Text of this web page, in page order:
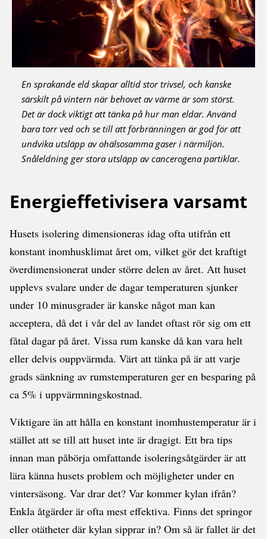
En sprakande eld skapar alltid stor trivsel, och kanske
särskilt på vintern när behovet av värme är som störst.
Det är dock viktigt att tänka på hur man eldar. Använd
bara torr ved och se till att förbränningen är god för att
undvika utsläpp av ohälsosamma gaser i närmiljön.
Snåleldning ger stora utsläpp av cancerogena partiklar.
Energieffetivisera varsamt
Husets isolering dimensioneras idag ofta utifrån ett
konstant inomhusklimat året om, vilket gör det kraftigt
överdimensionerat under större delen av året. Att huset
upplevs svalare under de dagar temperaturen sjunker
under 10 minusgrader är kanske något man kan
acceptera, då det i vår del av landet oftast rör sig om ett
fåtal dagar på året. Vissa rum kanske då kan vara helt
eller delvis ouppvärmda. Värt att tänka på är att varje
grads sänkning av rumstemperaturen ger en besparing på
ca 5% i uppvärmningskostnad.
Viktigare än att hålla en konstant inomhustemperatur är i
stället att se till att huset inte är dragigt. Ett bra tips
innan man påbörja omfattande isoleringsåtgärder är att
lära känna husets problem och möjligheter under en
vintersäsong. Var drar det? Var kommer kylan ifrån?
Enkla åtgärder är ofta mest effektiva. Finns det springor
eller otätheter där kylan sipprar in? Om så är fallet är det